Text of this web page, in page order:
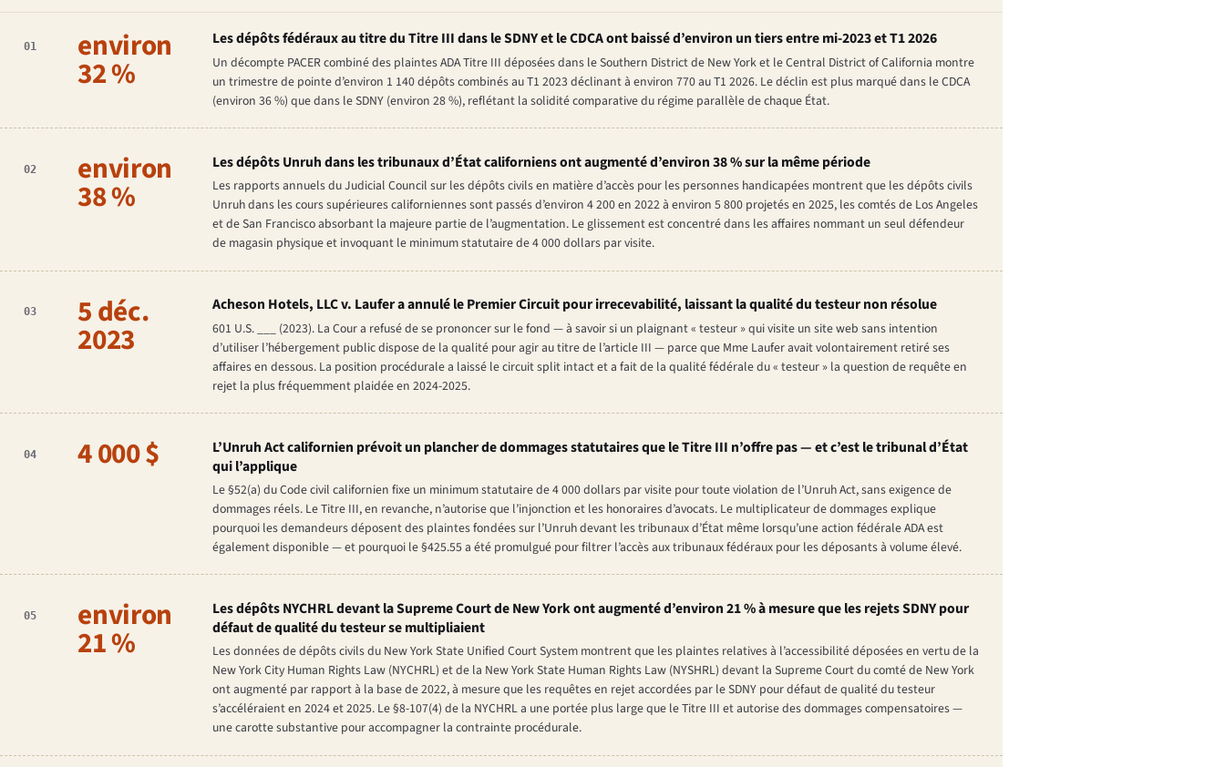
01 environ
32 %
Les dépôts fédéraux au titre du Titre III dans le SDNY et le CDCA ont baissé d’environ un tiers entre mi-2023 et T1 2026
Un décompte PACER combiné des plaintes ADA Titre III déposées dans le Southern District de New York et le Central District of California montre
un trimestre de pointe d’environ 1 140 dépôts combinés au T1 2023 déclinant à environ 770 au T1 2026. Le déclin est plus marqué dans le CDCA
(environ 36 %) que dans le SDNY (environ 28 %), reflétant la solidité comparative du régime parallèle de chaque État.
02 environ
38 %
Les dépôts Unruh dans les tribunaux d’État californiens ont augmenté d’environ 38 % sur la même période
Les rapports annuels du Judicial Council sur les dépôts civils en matière d’accès pour les personnes handicapées montrent que les dépôts civils
Unruh dans les cours supérieures californiennes sont passés d’environ 4 200 en 2022 à environ 5 800 projetés en 2025, les comtés de Los Angeles
et de San Francisco absorbant la majeure partie de l’augmentation. Le glissement est concentré dans les affaires nommant un seul défendeur
de magasin physique et invoquant le minimum statutaire de 4 000 dollars par visite.
03 5 déc.
2023
Acheson Hotels, LLC v. Laufera annulé le Premier Circuit pour irrecevabilité, laissant la qualité du testeur non résolue
601 U.S. ___ (2023). La Cour a refusé de se prononcer sur le fond — à savoir si un plaignant « testeur » qui visite un site web sans intention
d’utiliser l’hébergement public dispose de la qualité pour agir au titre de l’article III — parce que Mme Laufer avait volontairement retiré ses
affaires en dessous. La position procédurale a laissé le circuit split intact et a fait de la qualité fédérale du « testeur » la question de requête en
rejet la plus fréquemment plaidée en 2024-2025.
04 4 000 $
L’Unruh Act californien prévoit un plancher de dommages statutaires que le Titre III n’offre pas — et c’est le tribunal d’État
qui l’applique
Le §52(a) du Code civil californien fixe un minimum statutaire de 4 000 dollars par visite pour toute violation de l’Unruh Act, sans exigence de
dommages réels. Le Titre III, en revanche, n’autorise que l’injonction et les honoraires d’avocats. Le multiplicateur de dommages explique
pourquoi les demandeurs déposent des plaintes fondées sur l’Unruh devant les tribunaux d’État même lorsqu’une action fédérale ADA est
également disponible — et pourquoi le §425.55 a été promulgué pour filtrer l’accès aux tribunaux fédéraux pour les déposants à volume élevé.
05 environ
21 %
Les dépôts NYCHRL devant la Supreme Court de New York ont augmenté d’environ 21 % à mesure que les rejets SDNY pour
défaut de qualité du testeur se multipliaient
Les données de dépôts civils du New York State Unified Court System montrent que les plaintes relatives à l’accessibilité déposées en vertu de la
New York City Human Rights Law (NYCHRL) et de la New York State Human Rights Law (NYSHRL) devant la Supreme Court du comté de New York
ont augmenté par rapport à la base de 2022, à mesure que les requêtes en rejet accordées par le SDNY pour défaut de qualité du testeur
s’accéléraient en 2024 et 2025. Le §8-107(4) de la NYCHRL a une portée plus large que le Titre III et autorise des dommages compensatoires —
une carotte substantive pour accompagner la contrainte procédurale.